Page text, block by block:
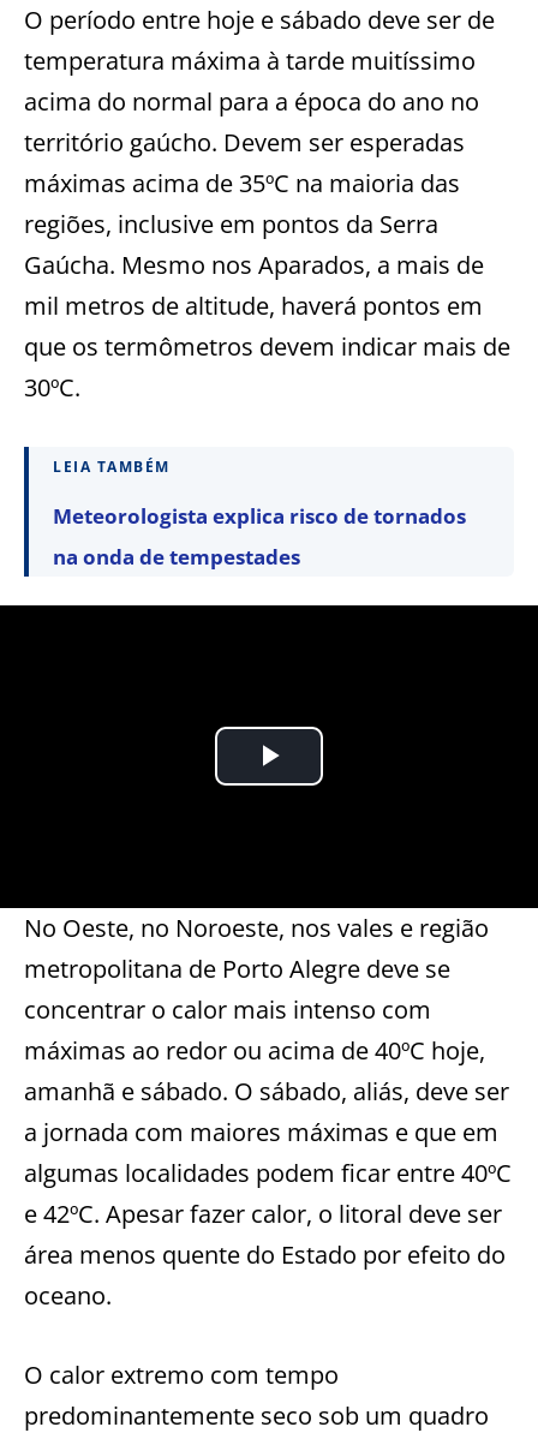
O período entre hoje e sábado deve ser de
temperatura máxima à tarde muitíssimo
acima do normal para a época do ano no
território gaúcho. Devem ser esperadas
máximas acima de 35ºC na maioria das
regiões, inclusive em pontos da Serra
Gaúcha. Mesmo nos Aparados, a mais de
mil metros de altitude, haverá pontos em
que os termômetros devem indicar mais de
30ºC.
LEIA TAMBÉM
Meteorologista explica risco de tornados
na onda de tempestades
No Oeste, no Noroeste, nos vales e região
metropolitana de Porto Alegre deve se
concentrar o calor mais intenso com
máximas ao redor ou acima de 40ºC hoje,
amanhã e sábado. O sábado, aliás, deve ser
a jornada com maiores máximas e que em
algumas localidades podem ficar entre 40ºC
e 42ºC. Apesar fazer calor, o litoral deve ser
área menos quente do Estado por efeito do
oceano.
O calor extremo com tempo
predominantemente seco sob um quadro